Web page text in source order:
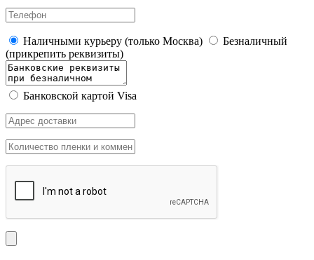
Наличными курьеру (только Москва)
Безналичный
(прикрепить реквизиты)
Банковской картой Visa